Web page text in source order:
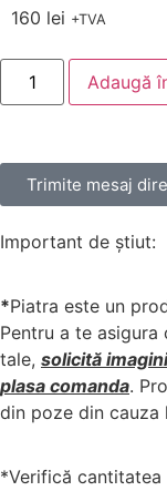
160 lei +TVA
Adaugă
Trimite mesaj
Important de știut:
*Piatra este un
Pentru a te
tale, solicită
plasa comanda.
din poze din
*Verifică